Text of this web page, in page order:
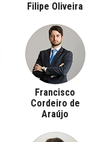
Filipe Oliveira
Francisco
Cordeiro de
Araújo